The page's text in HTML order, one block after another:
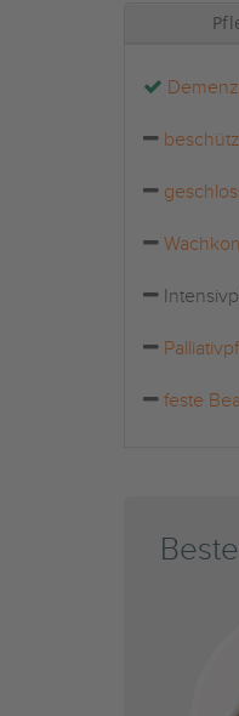
feste